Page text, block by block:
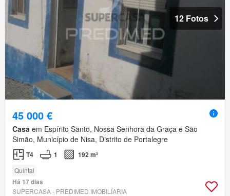
12 Fotos
45 000 €
Casa em Espírito Santo, Nossa Senhora da Graça e São
Simão, Município de Nisa, Distrito de Portalegre
T4 1 192 m²
Quintal
Há 17 dias
SUPERCASA - PREDIMED IMOBILÍARIA